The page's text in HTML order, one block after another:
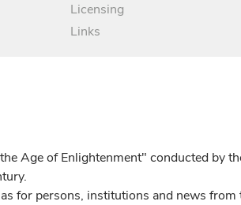
Licensing
Links
Age of Enlightenment" conducted by
for persons, institutions and news